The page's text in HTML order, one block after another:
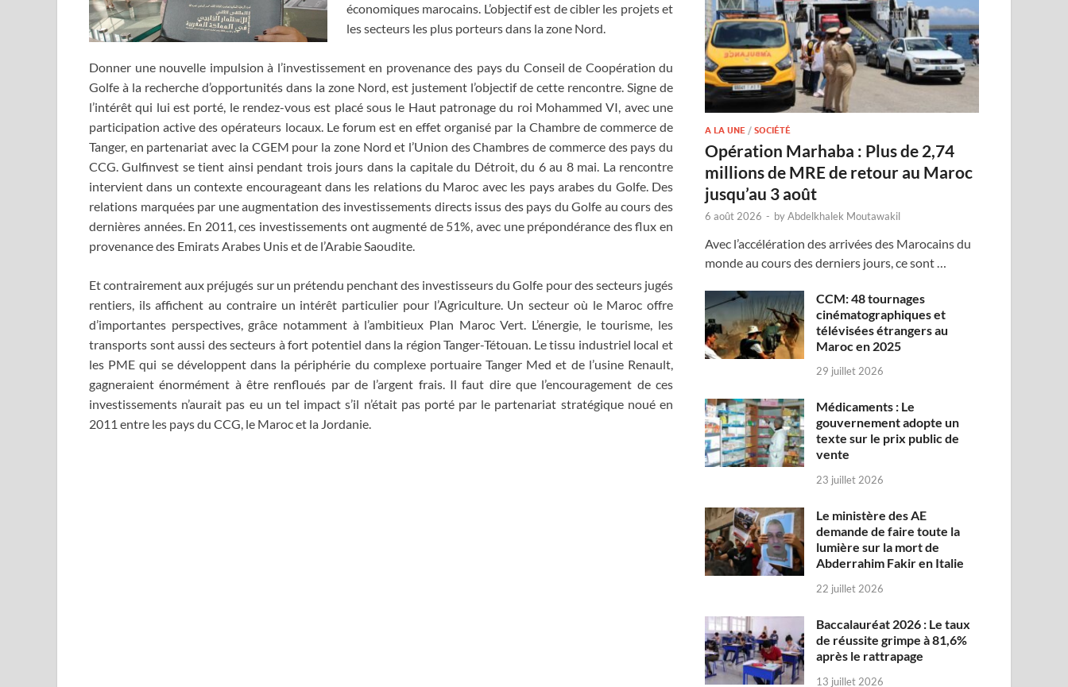
économiques marocains. L’objectif est de cibler les projets et
les secteurs les plus porteurs dans la zone Nord.
Donner une nouvelle impulsion à l’investissement en provenance des pays du Conseil de Coopération du
Golfe à la recherche d’opportunités dans la zone Nord, est justement l’objectif de cette rencontre. Signe de
l’intérêt qui lui est porté, le rendez-vous est placé sous le Haut patronage du roi Mohammed VI, avec une
participation active des opérateurs locaux. Le forum est en effet organisé par la Chambre de commerce de
Tanger, en partenariat avec la CGEM pour la zone Nord et l’Union des Chambres de commerce des pays du
CCG. Gulfinvest se tient ainsi pendant trois jours dans la capitale du Détroit, du 6 au 8 mai. La rencontre
intervient dans un contexte encourageant dans les relations du Maroc avec les pays arabes du Golfe. Des
relations marquées par une augmentation des investissements directs issus des pays du Golfe au cours des
dernières années. En 2011, ces investissements ont augmenté de 51%, avec une prépondérance des flux en
provenance des Emirats Arabes Unis et de l’Arabie Saoudite.
Et contrairement aux préjugés sur un prétendu penchant des investisseurs du Golfe pour des secteurs jugés
rentiers, ils affichent au contraire un intérêt particulier pour l’Agriculture. Un secteur où le Maroc offre
d’importantes perspectives, grâce notamment à l’ambitieux Plan Maroc Vert. L’énergie, le tourisme, les
transports sont aussi des secteurs à fort potentiel dans la région Tanger-Tétouan. Le tissu industriel local et
les PME qui se développent dans la périphérie du complexe portuaire Tanger Med et de l’usine Renault,
gagneraient énormément à être renfloués par de l’argent frais. Il faut dire que l’encouragement de ces
investissements n’aurait pas eu un tel impact s’il n’était pas porté par le partenariat stratégique noué en
2011 entre les pays du CCG, le Maroc et la Jordanie.
A LA UNE /SOCIÉTÉ
Opération Marhaba : Plus de 2,74
millions de MRE de retour au Maroc
jusqu’au 3 août
6 août 2026 - byAbdelkhalek Moutawakil
Avec l’accélération des arrivées des Marocains du
monde au cours des derniers jours, ce sont …
CCM: 48 tournages
cinématographiques et
télévisées étrangers au
Maroc en 2025
29 juillet 2026
Médicaments : Le
gouvernement adopte un
texte sur le prix public de
vente
23 juillet 2026
Le ministère des AE
demande de faire toute la
lumière sur la mort de
Abderrahim Fakir en Italie
22 juillet 2026
Baccalauréat 2026 : Le taux
de réussite grimpe à 81,6%
après le rattrapage
13 juillet 2026